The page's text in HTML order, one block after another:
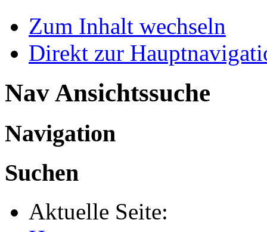
Zum Inhalt wechseln
Direkt zur
Nav Ansichtssuche
Navigation
Suchen
Aktuelle Seite: